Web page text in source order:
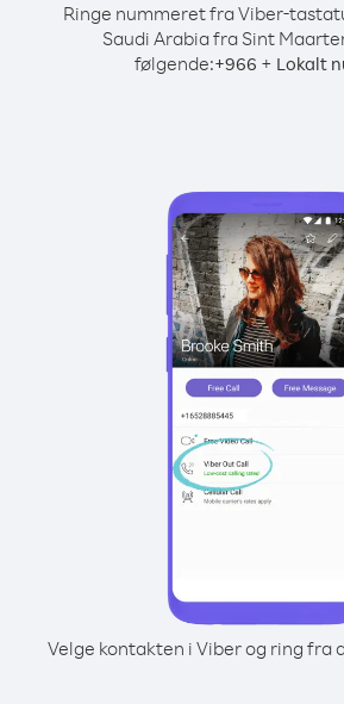
Ringe nummeret fra Viber-
Saudi Arabia fra Sint
følgende:+966 + Lokalt
Velge kontakten i Viber og ring fra